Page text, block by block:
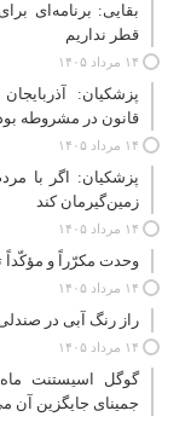
بقایی: برنامه‌ای
قطر نداریم
۱۴ مرداد ۱۴۰۵
پزشکیان:
قانون در مشروطه
۱۴ مرداد ۱۴۰۵
پزشکیان: اگر با
زمین‌گیرمان کند
۱۴ مرداد ۱۴۰۵
وحدت مکرّراً و مؤکّداً
۱۴ مرداد ۱۴۰۵
راز رنگ آبی در
۱۴ مرداد ۱۴۰۵
گوگل اسیستنت ماه
جمینای جایگزین آن